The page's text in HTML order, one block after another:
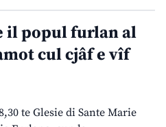
il popul furlan al
cul cjâf e vîf
te Glesie di Sante Marie